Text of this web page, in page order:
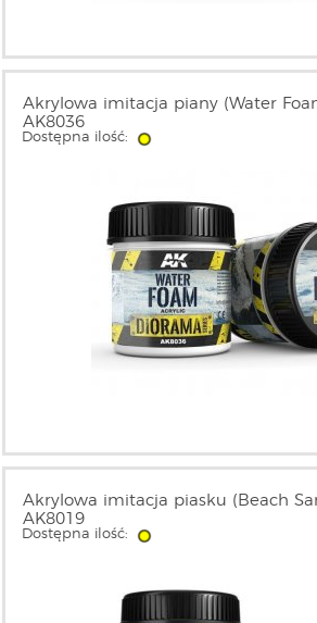
Akrylowa imitacja piany (Water
AK8036
Dostępna ilość:
Akrylowa imitacja piasku (Beach
AK8019
Dostępna ilość: